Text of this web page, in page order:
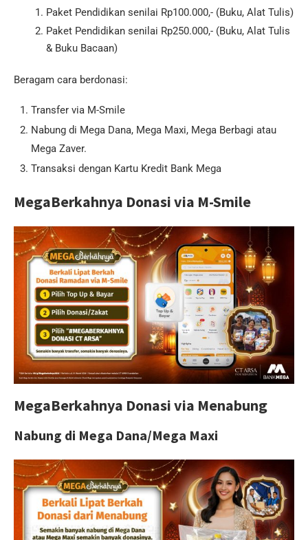
Paket Pendidikan senilai Rp100.000,- (Buku, Alat Tulis)
Paket Pendidikan senilai Rp250.000,- (Buku, Alat Tulis
& Buku Bacaan)
Beragam cara berdonasi:
Transfer via M-Smile
Nabung di Mega Dana, Mega Maxi, Mega Berbagi atau
Mega Zaver.
Transaksi dengan Kartu Kredit Bank Mega
MegaBerkahnya Donasi via M-Smile
MegaBerkahnya Donasi via Menabung
Nabung di Mega Dana/Mega Maxi